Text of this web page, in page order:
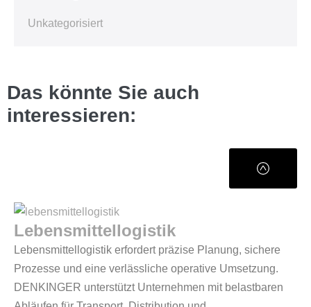
Unkategorisiert
Das könnte Sie auch
interessieren:
Lebensmittellogistik
Lebensmittellogistik erfordert präzise Planung, sichere
Prozesse und eine verlässliche operative Umsetzung.
DENKINGER unterstützt Unternehmen mit belastbaren